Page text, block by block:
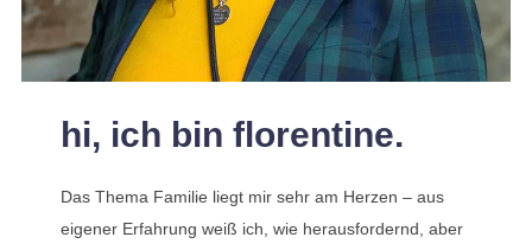
hi, ich bin florentine.
Das Thema Familie liegt mir sehr am Herzen – aus
eigener Erfahrung weiß ich, wie herausfordernd, aber